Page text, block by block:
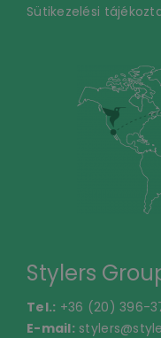
Sütikezelési
Stylers
Tel.: +36 (20) 396-
E-mail: